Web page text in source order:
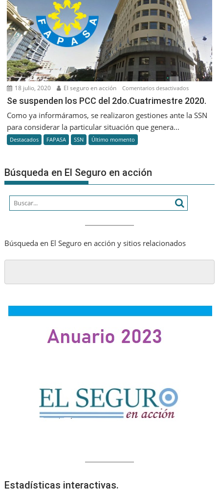
18 julio, 2020 El seguro en acción Comentarios desactivadosen
Se
los
Se suspenden los PCC del 2do.Cuatrimestre 2020.
Como ya informáramos, se realizaron gestiones ante la SSN
para considerar la particular situación que genera...
Destacados FAPASA SSN Último momento
Búsqueda en El Seguro en acción
Búsqueda en El Seguro en acción y sitios relacionados
Estadísticas interactivas.